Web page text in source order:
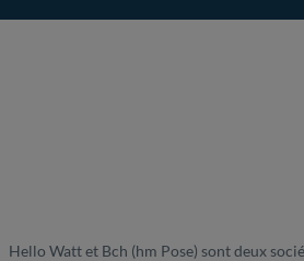
Hello Watt et Bch (hm Pose) sont deux